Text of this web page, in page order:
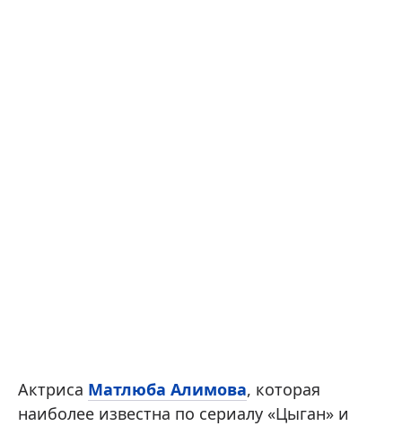
Актриса Матлюба Алимова, которая
наиболее известна по сериалу «Цыган» и